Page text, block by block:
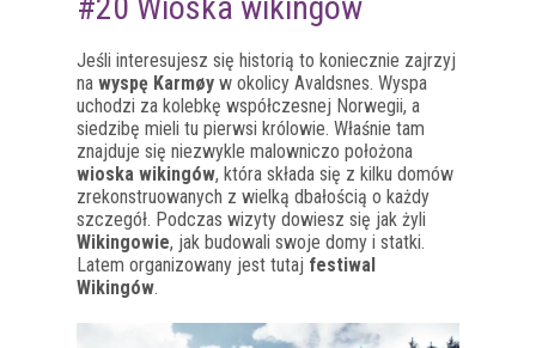
Jeśli interesujesz się historią to koniecznie zajrzyj
na wyspę Karmøy w okolicy Avaldsnes. Wyspa
uchodzi za kolebkę współczesnej Norwegii, a
siedzibę mieli tu pierwsi królowie. Właśnie tam
znajduje się niezwykle malowniczo położona
wioska wikingów, która składa się z kilku domów
zrekonstruowanych z wielką dbałością o każdy
szczegół. Podczas wizyty dowiesz się jak żyli
Wikingowie, jak budowali swoje domy i statki.
Latem organizowany jest tutaj festiwal
Wikingów.